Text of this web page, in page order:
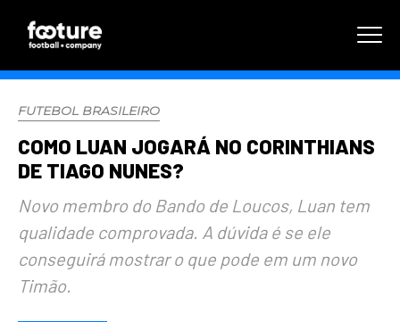
FUTEBOL BRASILEIRO
COMO LUAN JOGARÁ NO CORINTHIANS
DE TIAGO NUNES?
Novo membro do Bando de Loucos, Luan tem
qualidade comprovada. A dúvida é se ele
conseguirá mostrar o que pode em um novo
Timão.